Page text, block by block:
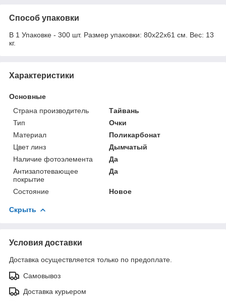
Способ упаковки
В 1 Упаковке - 300 шт. Размер упаковки: 80х22х61 см. Вес: 13
кг.
Характеристики
Основные
Страна производитель
Тайвань
Тип
Очки
Материал
Поликарбонат
Цвет линз
Дымчатый
Наличие фотоэлемента
Да
Антизапотевающее
покрытие
Да
Состояние Новое
Скрыть
Условия доставки
Доставка осуществляется только по предоплате.
Самовывоз
Доставка курьером